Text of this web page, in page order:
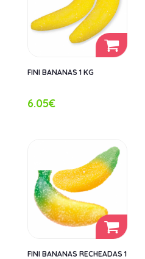
FINI BANANAS 1 KG
6.05€
FINI BANANAS RECHEADAS 1